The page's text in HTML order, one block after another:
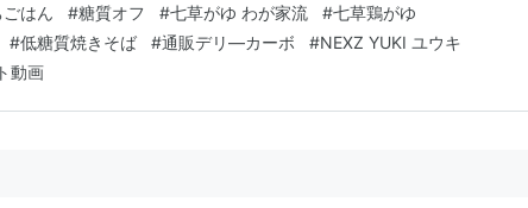
を取り出して水を加え、米を煮込む。 スープで米を煮込む 塩で味付
を入れて煮込む。七…
はん #糖質オフ #七草がゆ わが家流 #七草鶏がゆ
#低糖質焼きそば #通販デリ―カーボ #NEXZ YUKI ユウキ
動画